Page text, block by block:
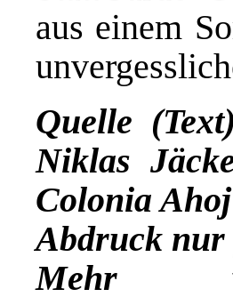
aus einem
Quelle
Niklas
Colonia Ahoj
Abdruck nur